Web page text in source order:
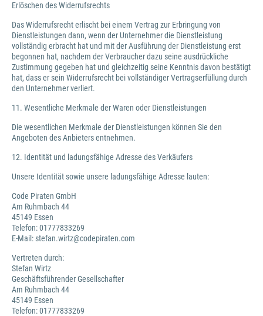
Erlöschen des Widerrufsrechts
Das Widerrufsrecht erlischt bei einem Vertrag zur Erbringung von
Dienstleistungen dann, wenn der Unternehmer die Dienstleistung
vollständig erbracht hat und mit der Ausführung der Dienstleistung erst
begonnen hat, nachdem der Verbraucher dazu seine ausdrückliche
Zustimmung gegeben hat und gleichzeitig seine Kenntnis davon bestätigt
hat, dass er sein Widerrufsrecht bei vollständiger Vertragserfüllung durch
den Unternehmer verliert.
11. Wesentliche Merkmale der Waren oder Dienstleistungen
Die wesentlichen Merkmale der Dienstleistungen können Sie den
Angeboten des Anbieters entnehmen.
12. Identität und ladungsfähige Adresse des Verkäufers
Unsere Identität sowie unsere ladungsfähige Adresse lauten:
Code Piraten GmbH
Am Ruhmbach 44
45149 Essen
Telefon: 01777833269
E-Mail: stefan.wirtz@codepiraten.com
Vertreten durch:
Stefan Wirtz
Geschäftsführender Gesellschafter
Am Ruhmbach 44
45149 Essen
Telefon: 01777833269